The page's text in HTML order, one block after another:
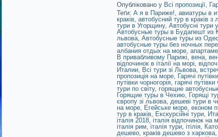
Опубліковано у Всі пропозиції
Теґи: А я в Париже! авиатуры в
краків автобусний тур в краків з
тури в Угорщину, Автобусні тури
Автобусные туры в Будапешт из
львова Автобусные туры из
автобусные туры без ночных
албания отдых на море
В привабливому Парижі
вена
відпочинок в італії на морі
Италии Всі тури зі Львова
пропозиція на море Гарячі
путівки чорногорія гарячі
тури по світу, горящие
Горящие туры в Чехию Горящі
європу зі львова дешеві тури в
на море Егейське море економ
тур в краків Екскурсійні тури
італія 2018 італія відпочинок на
італія рим італія тури ітілія
дешево краків дешево з харкова